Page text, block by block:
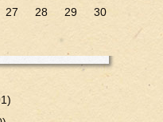
27 28 29
30